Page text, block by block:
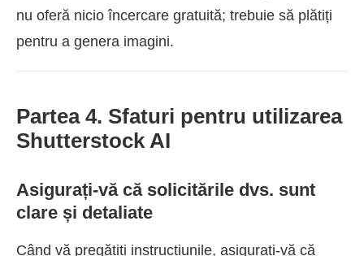
nu oferă nicio încercare gratuită; trebuie să plătiți
pentru a genera imagini.
Partea 4. Sfaturi pentru utilizarea
Shutterstock AI
Asigurați-vă că solicitările dvs. sunt
clare și detaliate
Când vă pregătiți instrucțiunile, asigurați-vă că